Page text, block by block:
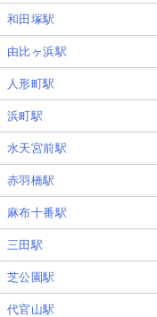
和田塚駅
由比ヶ浜駅
人形町駅
浜町駅
水天宮前駅
赤羽橋駅
麻布十番駅
三田駅
芝公園駅
代官山駅